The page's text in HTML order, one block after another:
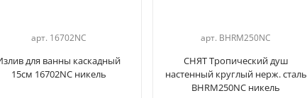
арт. 16702NC
для ванны каскадный
15см 16702NC никель
арт. BHRM250NC
СНЯТ Тропический душ
настенный круглый нерж. сталь
BHRM250NC никель